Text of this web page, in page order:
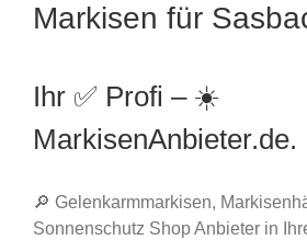
Markisen für
Ihr ✅ Profi – ☀️
MarkisenAnbieter.de.
🔎 Gelenkarmmarkisen,
Sonnenschutz Shop Anbieter in